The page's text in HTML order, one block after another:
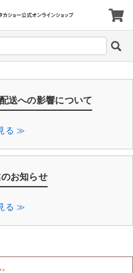
送への影響について
る ≫
お知らせ
る ≫